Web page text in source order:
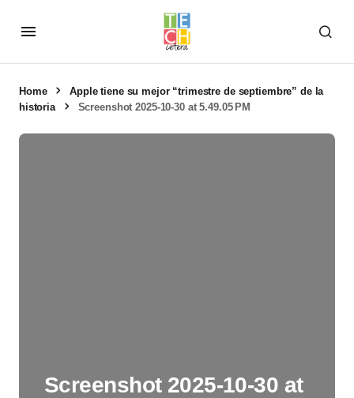
Home
Apple tiene su mejor “trimestre de septiembre” de la
historia
Screenshot 2025-10-30 at 5.49.05 PM
Screenshot 2025-10-30 at